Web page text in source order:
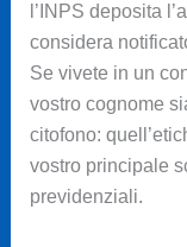
l’INPS deposita
considera
Se vivete in un
vostro cognome
citofono:
vostro principale
previdenziali.